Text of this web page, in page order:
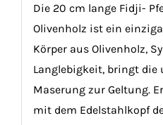
Die 20 cm lange Fidji-
Olivenholz ist ein
Körper aus Olivenholz,
Langlebigkeit, bringt
Maserung zur Geltung.
mit dem Edelstahlkopf